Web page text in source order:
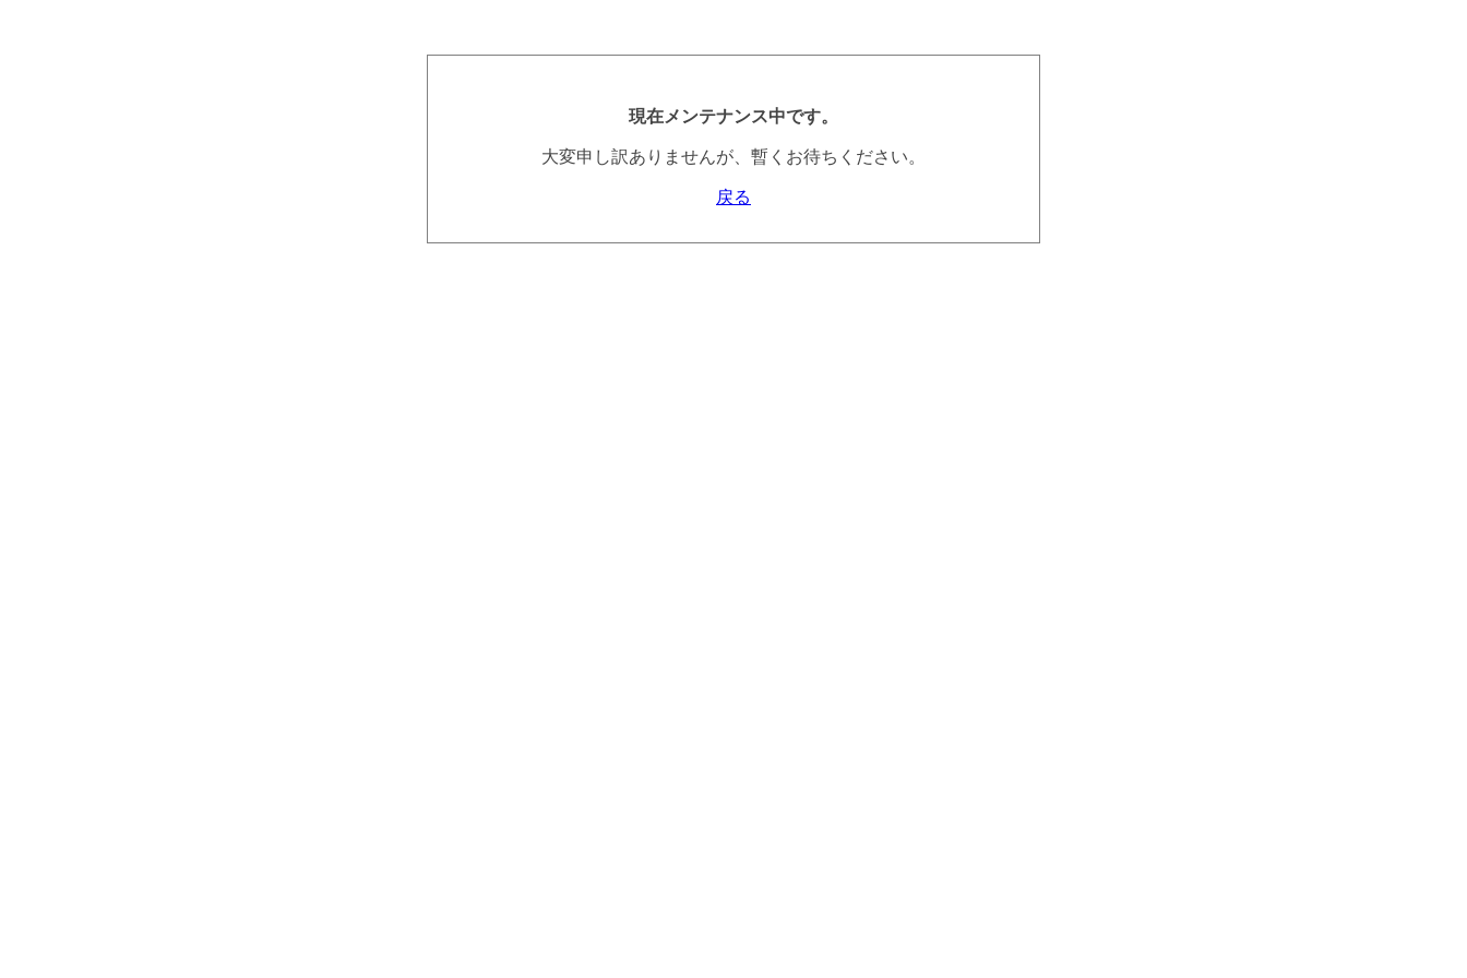
現在メンテナンス中です。
大変申し訳ありませんが、暫くお待ちください。
戻る